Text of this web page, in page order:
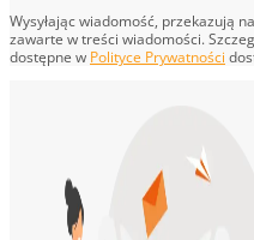
Wysyłając wiadomość, przekazują
zawarte w treści wiadomości.
dostępne w Polityce Prywatności